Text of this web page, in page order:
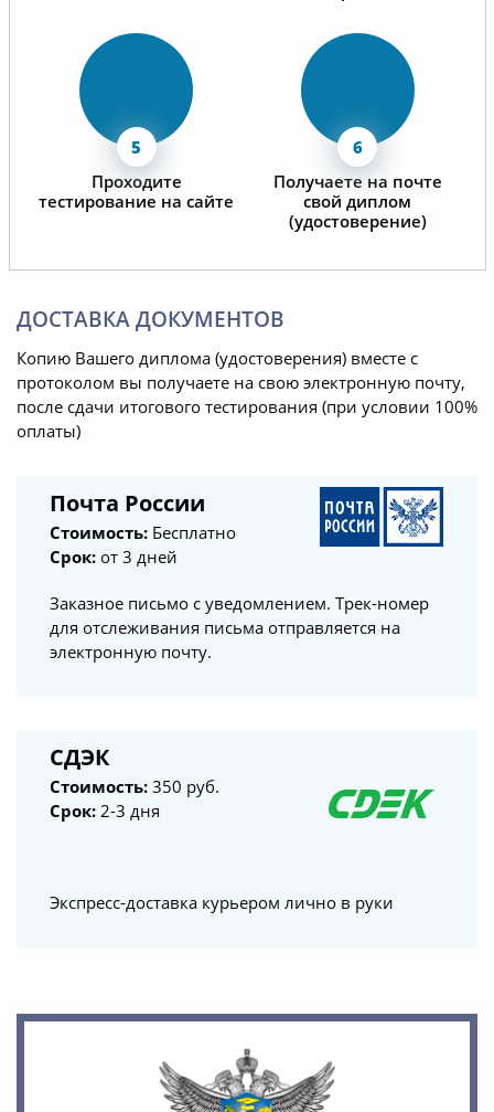
обучения в Вашем институте
наши работники приобрели
новые знания в области охраны
труда, пожарной безопасности,
оказания первой доврачебной
помощи пострадавшим, а также
допуск работы на высоте.
работники нашей организации
обучения, успешно прошли
тестовые задания и получили
соответствующие документы.
Обучение и повышение
ДПО «Прикамский институт
безопасности» в г. Абакан было
выполнено просто прекрасно.
Все было осуществлено
качественно и своевременно.
Нисколько не сомневаемся в том,
Хотим отметить компетентность,
грамотность, профессионализм и
высокое качество оказываемых
доброжелательность,
Спасибо большое, с вами было
очень приятно работать.
Проходите
тестирование на сайте
Получаете на почте
свой диплом
(удостоверение)
ДОСТАВКА ДОКУМЕНТОВ
Копию Вашего диплома (удостоверения) вместе с
протоколом вы получаете на свою электронную почту,
после сдачи итогового тестирования (при условии 100%
оплаты)
Почта России
Стоимость: Бесплатно
Срок: от 3 дней
Заказное письмо с уведомлением. Трек-номер
для отслеживания письма отправляется на
электронную почту.
СДЭК
Стоимость: 350 руб.
Срок: 2-3 дня
Экспресс-доставка курьером лично в руки